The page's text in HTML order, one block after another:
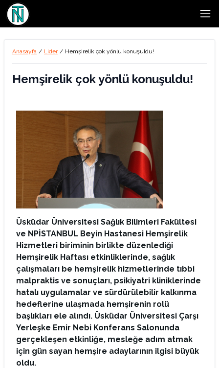
Anasayfa / Lider / Hemşirelik çok yönlü konuşuldu!
Hemşirelik çok yönlü konuşuldu!
Üsküdar Üniversitesi Sağlık Bilimleri Fakültesi
ve NPİSTANBUL Beyin Hastanesi Hemşirelik
Hizmetleri biriminin birlikte düzenlediği
Hemşirelik Haftası etkinliklerinde, sağlık
çalışmaları be hemşirelik hizmetlerinde tıbbi
malpraktis ve sonuçları, psikiyatri kliniklerinde
hatalı uygulamalar ve sürdürülebilir kalkınma
hedeflerine ulaşmada hemşirenin rolü
başlıkları ele alındı. Üsküdar Üniversitesi Çarşı
Yerleşke Emir Nebi Konferans Salonunda
gerçekleşen etkinliğe, mesleğe adım atmak
için gün sayan hemşire adaylarının ilgisi büyük
oldu.